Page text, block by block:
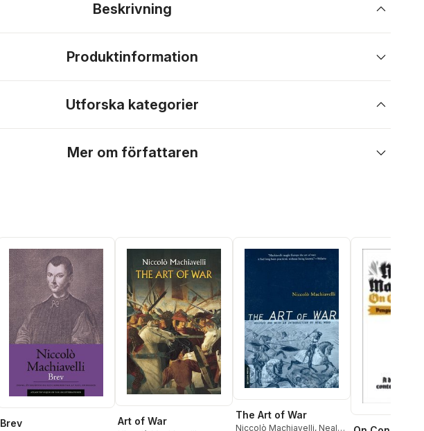
Beskrivning
Produktinformation
Utforska kategorier
Mer om författaren
Brev Art of War
The Art of War
Niccolò Machiavelli, Neal